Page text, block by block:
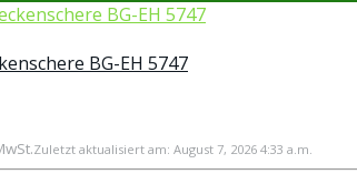
BG-EH 5747
Zuletzt aktualisiert am: August 7, 2026 4:33 a.m.